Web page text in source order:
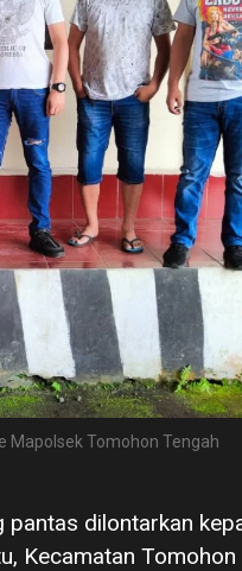
Mapolsek Tomohon Tengah
dilontarkan
Kecamatan